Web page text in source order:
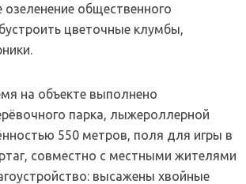
общественного
цветочные клумбы,
на объекте выполнено
парка, лыжероллерной
550 метров, поля для игры в
совместно с местными жителями
высажены хвойные